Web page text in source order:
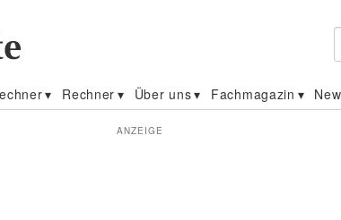
Rechner Über uns Fachmagazin
ANZEIGE